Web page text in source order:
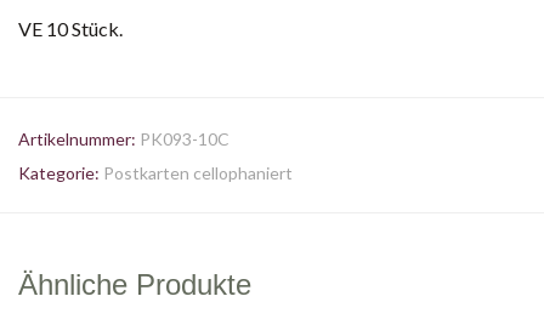
VE 10 Stück.
Artikelnummer: PK093-10C
Kategorie: Postkarten cellophaniert
Ähnliche Produkte